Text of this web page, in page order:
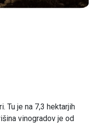
Tu je na 7,3 hektarjih
vinogradov je od